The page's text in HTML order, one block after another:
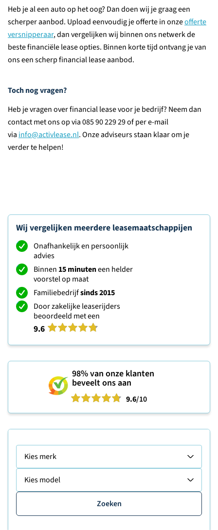
Heb je al een auto op het oog? Dan doen wij je graag een
scherper aanbod. Upload eenvoudig je offerte in onzeofferte
versnipperaar, dan vergelijken wij binnen ons netwerk de
beste financiële lease opties. Binnen korte tijd ontvang je van
ons een scherp financial lease aanbod.
Toch nog vragen?
Heb je vragen over financial lease voor je bedrijf? Neem dan
contact met ons op via 085 90 229 29 of per e-mail
via info@activlease.nl. Onze adviseurs staan klaar om je
verder te helpen!
Wij vergelijken meerdere leasemaatschappijen
Onafhankelijk en persoonlijk
advies
Binnen 15 minuteneen helder
voorstel op maat
Familiebedrijfsinds 2015
Door zakelijke leaserijders
beoordeeld met een
9.6
98%van onze klanten
beveelt ons aan
9.6/10
Kies merk
Kies model
Zoeken